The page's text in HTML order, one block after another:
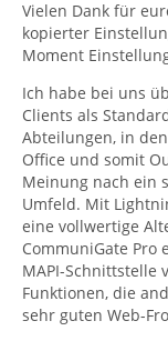
Vielen Dank für
kopierter
Moment
Ich habe bei uns
Clients als
Abteilungen, in
Office und somit
Meinung nach ein
Umfeld. Mit
eine vollwertige
CommuniGate Pro
MAPI-Schnittstelle
Funktionen, die
sehr guten Web-